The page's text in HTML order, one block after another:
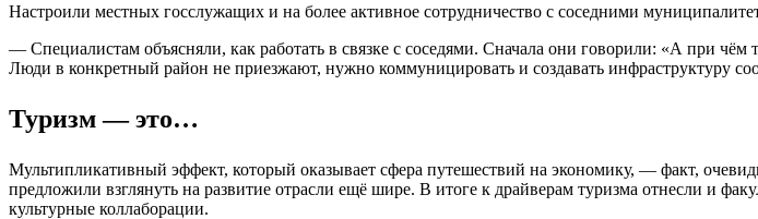
Настроили местных госслужащих и на более активное сотрудничество с соседними
— Специалистам объясняли, как работать в связке с соседями. Сначала они говорили: «А при
Люди в конкретный район не приезжают, нужно коммуницировать и создавать инфраструктуру
Туризм — это…
Мультипликативный эффект, который оказывает сфера путешествий на экономику, — факт,
предложили взглянуть на развитие отрасли ещё шире. В итоге к драйверам туризма отнесли и
культурные коллаборации.